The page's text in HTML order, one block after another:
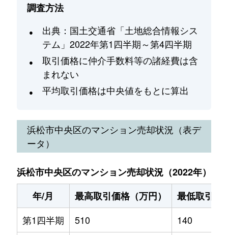
調査方法
出典：国土交通省「土地総合情報シス
テム」2022年第1四半期～第4四半期
取引価格に仲介手数料等の諸経費は含
まれない
平均取引価格は中央値をもとに算出
浜松市中央区のマンション売却状況（表デ
ータ）
浜松市中央区のマンション売却状況（2022年）
年/月
最高取引価格（万円）
最低取引価
第1四半期
510 140